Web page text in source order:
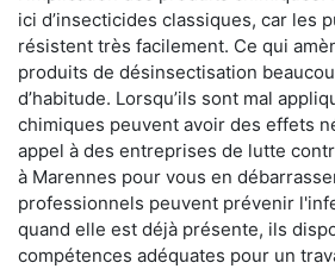
ici d’insecticides classiques, car les
résistent très facilement. Ce qui
produits de désinsectisation
d’habitude. Lorsqu’ils sont mal
chimiques peuvent avoir des effets
appel à des entreprises de lutte
à Marennes pour vous en
professionnels peuvent prévenir
quand elle est déjà présente, ils
compétences adéquates pour un